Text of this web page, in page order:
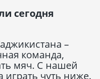
сегодня
–
команда,
мяч. С нашей
играть чуть ниже.